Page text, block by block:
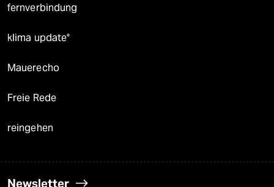
fernverbindung
klima update°
Mauerecho
Freie Rede
reingehen
Newsletter